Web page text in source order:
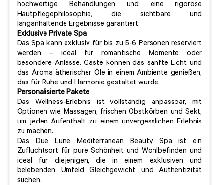
hochwertige Behandlungen und eine rigorose
Hautpflegephilosophie, die sichtbare und
langanhaltende Ergebnisse garantiert.
Exklusive Private Spa
Das Spa kann exklusiv für bis zu 5-6 Personen reserviert
werden – ideal für romantische Momente oder
besondere Anlässe. Gäste können das sanfte Licht und
das Aroma ätherischer Öle in einem Ambiente genießen,
das für Ruhe und Harmonie gestaltet wurde.
Personalisierte Pakete
Das Wellness-Erlebnis ist vollständig anpassbar, mit
Optionen wie Massagen, frischen Obstkörben und Sekt,
um jeden Aufenthalt zu einem unvergesslichen Erlebnis
zu machen.
Das Due Lune Mediterranean Beauty Spa ist ein
Zufluchtsort für pure Schönheit und Wohlbefinden und
ideal für diejenigen, die in einem exklusiven und
belebenden Umfeld Gleichgewicht und Authentizität
suchen.